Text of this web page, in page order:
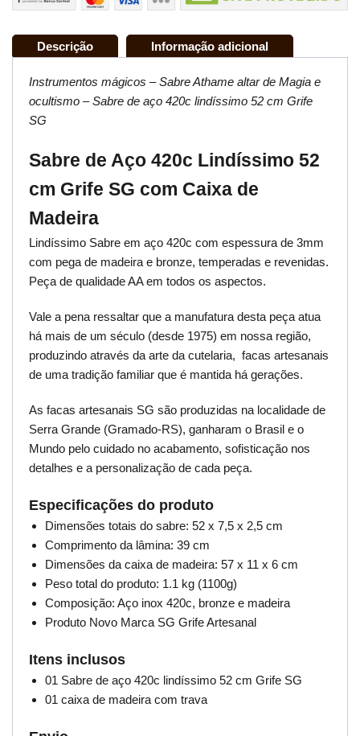
Descrição Informação adicional
Instrumentos mágicos – Sabre Athame altar de Magia e
ocultismo – Sabre de aço 420c lindíssimo 52 cm Grife
SG
Sabre de Aço 420c Lindíssimo 52
cm Grife SG com Caixa de
Madeira
Lindíssimo Sabre em aço 420c com espessura de 3mm
com pega de madeira e bronze, temperadas e revenidas.
Peça de qualidade AA em todos os aspectos.
Vale a pena ressaltar que a manufatura desta peça atua
há mais de um século (desde 1975) em nossa região,
produzindo através da arte da cutelaria, facas artesanais
de uma tradição familiar que é mantida há gerações.
As facas artesanais SG são produzidas na localidade de
Serra Grande (Gramado-RS), ganharam o Brasil e o
Mundo pelo cuidado no acabamento, sofisticação nos
detalhes e a personalização de cada peça.
Especificações do produto
Dimensões totais do sabre: 52 x 7,5 x 2,5 cm
Comprimento da lâmina: 39 cm
Dimensões da caixa de madeira: 57 x 11 x 6 cm
Peso total do produto: 1.1 kg (1100g)
Composição: Aço inox 420c, bronze e madeira
Produto Novo Marca SG Grife Artesanal
Itens inclusos
01 Sabre de aço 420c lindíssimo 52 cm Grife SG
01 caixa de madeira com trava